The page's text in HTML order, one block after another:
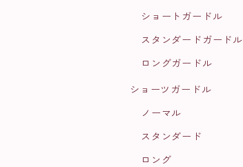
ショートガードル
スタンダードガードル
ロングガードル
ショーツガードル
ノーマル
スタンダード
ロング